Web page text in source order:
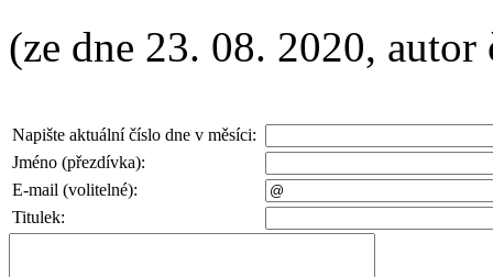
(ze dne 23. 08. 2020,
Napište aktuální číslo dne v měsíci:
Jméno (přezdívka):
E-mail (volitelné):
Titulek: